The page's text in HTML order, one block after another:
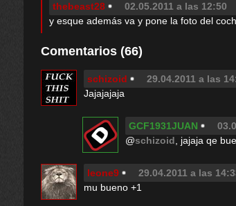
thebeast28 02.05.2011 a las 12:50
y esque además va y pone la foto del
Comentarios (66)
schizoid 29.04.2011 a las
Jajajajaja
GCF1931JUAN
@schizoid , jajaja qe
leone9 29.04.2011 a las
mu bueno +1